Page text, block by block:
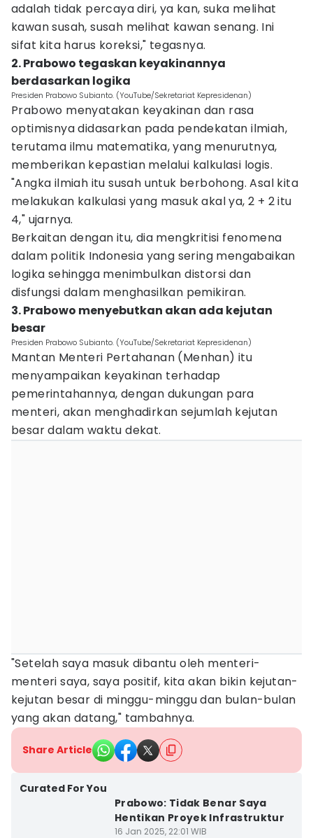
adalah tidak percaya diri, ya kan, suka melihat
kawan susah, susah melihat kawan senang. Ini
sifat kita harus koreksi," tegasnya.
2. Prabowo tegaskan keyakinannya
berdasarkan logika
Presiden Prabowo Subianto. (YouTube/Sekretariat Kepresidenan)
Prabowo menyatakan keyakinan dan rasa
optimisnya didasarkan pada pendekatan ilmiah,
terutama ilmu matematika, yang menurutnya,
memberikan kepastian melalui kalkulasi logis.
"Angka ilmiah itu susah untuk berbohong. Asal kita
melakukan kalkulasi yang masuk akal ya, 2 + 2 itu
4," ujarnya.
Berkaitan dengan itu, dia mengkritisi fenomena
dalam politik Indonesia yang sering mengabaikan
logika sehingga menimbulkan distorsi dan
disfungsi dalam menghasilkan pemikiran.
3. Prabowo menyebutkan akan ada kejutan
besar
Presiden Prabowo Subianto. (YouTube/Sekretariat Kepresidenan)
Mantan Menteri Pertahanan (Menhan) itu
menyampaikan keyakinan terhadap
pemerintahannya, dengan dukungan para
menteri, akan menghadirkan sejumlah kejutan
besar dalam waktu dekat.
"Setelah saya masuk dibantu oleh menteri-
menteri saya, saya positif, kita akan bikin kejutan-
kejutan besar di minggu-minggu dan bulan-bulan
yang akan datang," tambahnya.
Share Article
Curated For You
Prabowo: Tidak Benar Saya
Hentikan Proyek Infrastruktur
16 Jan 2025, 22:01 WIB